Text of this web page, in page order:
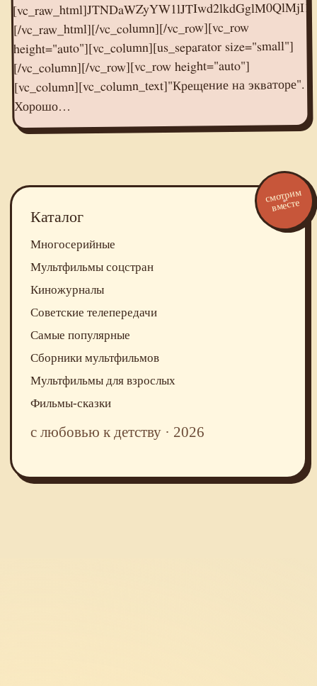
[/vc_raw_html][/vc_column][/vc_row][vc_row
height="auto"][vc_column][us_separator size="small"]
[/vc_column][/vc_row][vc_row height="auto"]
[vc_column][vc_column_text]"Крещение на экваторе".
Хорошо…
Каталог
Многосерийные
Мультфильмы соцстран
Киножурналы
Советские телепередачи
Самые популярные
Сборники мультфильмов
Мультфильмы для взрослых
Фильмы-сказки
с любовью к детству · 2026
смотрим
вместе